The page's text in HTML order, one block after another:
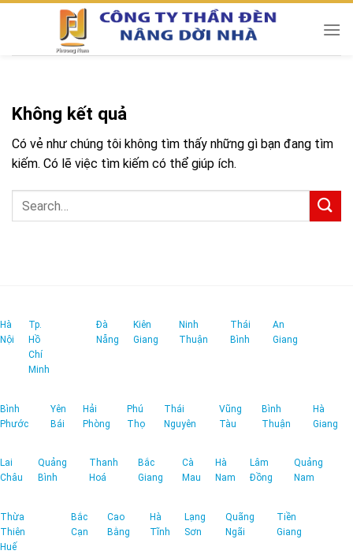
Chuyển
Không kết quả
Có vẻ như chúng tôi không tìm thấy những gì bạn đang tìm
kiếm. Có lẽ việc tìm kiếm có thể giúp ích.
Hà
Nội
Tp.
Hồ
Chí
Minh
Đà
Nẵng
Kiên
Giang
Ninh
Thuận
Thái
Bình
An
Giang
Bình
Phước
Yên
Bái
Hải
Phòng
Phú
Thọ
Thái
Nguyên
Vũng
Tàu
Bình
Thuận
Hà
Giang
Lai
Châu
Quảng
Bình
Thanh
Hoá
Bắc
Giang
Cà
Mau
Hà
Nam
Lâm
Đồng
Quảng
Nam
Thừa
Thiên
Huế
Bắc
Cạn
Cao
Bằng
Hà
Tĩnh
Lạng
Sơn
Quãng
Ngãi
Tiền
Giang